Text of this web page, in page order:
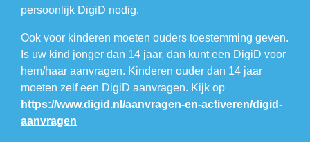
persoonlijk DigiD nodig.
Ook voor kinderen moeten ouders toestemming geven.
Is uw kind jonger dan 14 jaar, dan kunt een DigiD voor
hem/haar aanvragen. Kinderen ouder dan 14 jaar
moeten zelf een DigiD aanvragen. Kijk op
https://www.digid.nl/aanvragen-en-activeren/digid-
aanvragen